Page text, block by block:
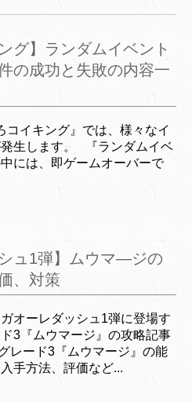
グ】ランダムイベント
の成功と失敗の内容一
コイキング』では、様々なイ
生します。 『ランダムイベ
には、即ゲームオーバーで
ュ1弾】ムウマ―ジの
、対策
オーレダッシュ1弾に登場す
3『ムウマージ』の攻略記事
レード3『ムウマージ』の能
手方法、評価など...